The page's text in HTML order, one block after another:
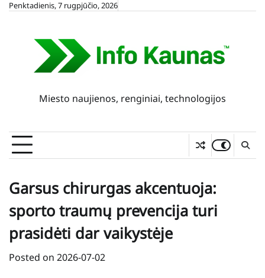
SkipPenktadienis, 7 rugpjūčio, 2026
Miesto naujienos, renginiai, technologijos
Garsus chirurgas akcentuoja:
sporto traumų prevencija turi
prasidėti dar vaikystėje
Posted on 2026-07-02